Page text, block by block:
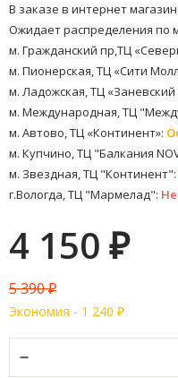
В заказе в интернет
Ожидает распределения по
м. Гражданский пр,ТЦ
м. Пионерская, ТЦ «Сити
м. Ладожская, ТЦ «Заневский
м. Международная, ТЦ
м. Автово, ТЦ «Континент»:
м. Купчино, ТЦ "Балкания
м. Звездная, ТЦ "Континент":
г.Вологда, ТЦ "Мармелад":
4 150 ₽
5 390₽
Экономия - 1 240 ₽